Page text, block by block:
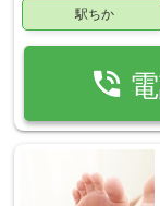
駅ちか
phone_in_talk